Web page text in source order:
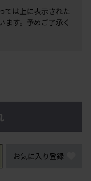
ては上に表示された
ます。予めご了承く
お気に入り登録